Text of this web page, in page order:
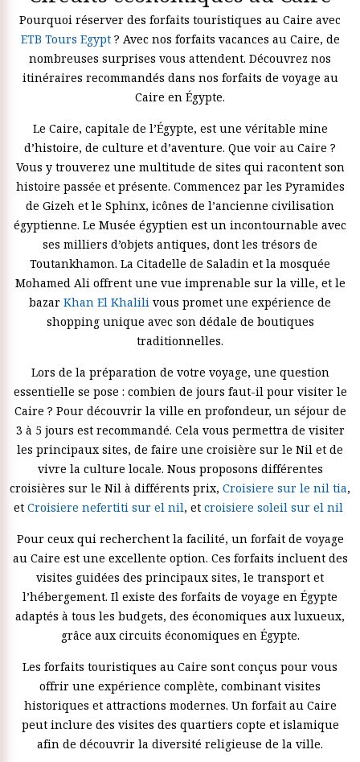
Pourquoi réserver des forfaits touristiques au Caire avec
ETB Tours Egypt? Avec nos forfaits vacances au Caire, de
nombreuses surprises vous attendent. Découvrez nos
itinéraires recommandés dans nos forfaits de voyage au
Caire en Égypte.
Le Caire, capitale de l’Égypte, est une véritable mine
d’histoire, de culture et d’aventure. Que voir au Caire ?
Vous y trouverez une multitude de sites qui racontent son
histoire passée et présente. Commencez par les Pyramides
de Gizeh et le Sphinx, icônes de l’ancienne civilisation
égyptienne. Le Musée égyptien est un incontournable avec
ses milliers d’objets antiques, dont les trésors de
Toutankhamon. La Citadelle de Saladin et la mosquée
Mohamed Ali offrent une vue imprenable sur la ville, et le
bazar Khan El Khalili vous promet une expérience de
shopping unique avec son dédale de boutiques
traditionnelles.
Lors de la préparation de votre voyage, une question
essentielle se pose : combien de jours faut-il pour visiter le
Caire ? Pour découvrir la ville en profondeur, un séjour de
3 à 5 jours est recommandé. Cela vous permettra de visiter
les principaux sites, de faire une croisière sur le Nil et de
vivre la culture locale. Nous proposons différentes
croisières sur le Nil à différents prix, Croisiere sur le nil tia,
et Croisiere nefertiti sur el nil, et croisiere soleil sur el nil
Pour ceux qui recherchent la facilité, un forfait de voyage
au Caire est une excellente option. Ces forfaits incluent des
visites guidées des principaux sites, le transport et
l’hébergement. Il existe des forfaits de voyage en Égypte
adaptés à tous les budgets, des économiques aux luxueux,
grâce aux circuits économiques en Égypte.
Les forfaits touristiques au Caire sont conçus pour vous
offrir une expérience complète, combinant visites
historiques et attractions modernes. Un forfait au Caire
peut inclure des visites des quartiers copte et islamique
afin de découvrir la diversité religieuse de la ville.